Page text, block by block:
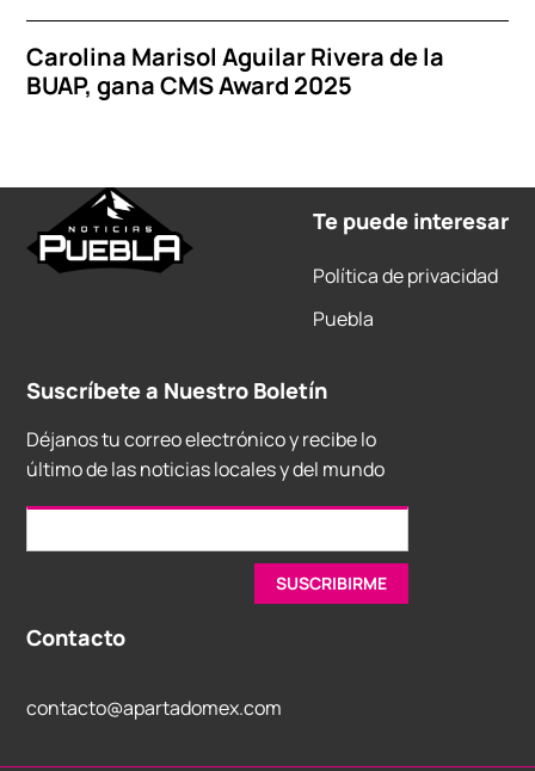
Carolina Marisol Aguilar Rivera de la
BUAP, gana CMS Award 2025
Te puede interesar
Política de privacidad
Puebla
Suscríbete a Nuestro Boletín
Déjanos tu correo electrónico y recibe lo
último de las noticias locales y del mundo
Contacto
contacto@apartadomex.com